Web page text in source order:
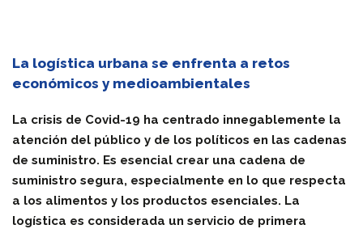
La logística urbana se enfrenta a retos
económicos y medioambientales
La crisis de Covid-19 ha centrado innegablemente la
atención del público y de los políticos en las cadenas
de suministro. Es esencial crear una cadena de
suministro segura, especialmente en lo que respecta
a los alimentos y los productos esenciales. La
logística es considerada un servicio de primera